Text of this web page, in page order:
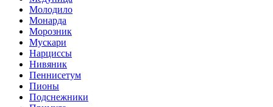
Молодило
Монарда
Морозник
Мускари
Нарциссы
Нивяник
Пеннисетум
Пионы
Подснежники